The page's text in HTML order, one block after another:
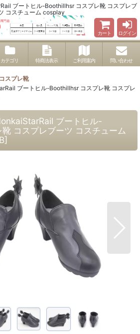
ブートヒル-Boothillhsr コスプレ靴 コスプレブ
コスチューム cosplay
カート ログイン
カテゴリ 特商法表示 ご利用案内 問い合わせ
スプレ靴
ブートヒル-Boothillhsr コスプレ靴 コスプレ
ブートヒル-
コスプレブーツ コスチューム
]